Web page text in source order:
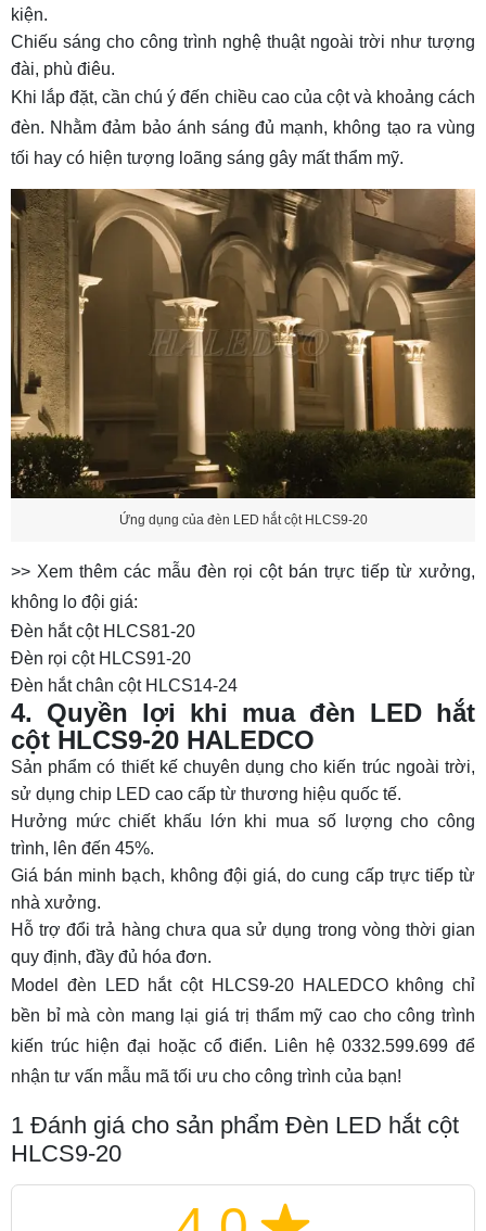
kiện.
Chiếu sáng cho công trình nghệ thuật ngoài trời như tượng
đài, phù điêu.
Khi lắp đặt, cần chú ý đến chiều cao của cột và khoảng cách
đèn. Nhằm đảm bảo ánh sáng đủ mạnh, không tạo ra vùng
tối hay có hiện tượng loãng sáng gây mất thẩm mỹ.
Ứng dụng của đèn LED hắt cột HLCS9-20
>> Xem thêm các mẫu đèn rọi cột bán trực tiếp từ xưởng,
không lo đội giá:
Đèn hắt cột HLCS81-20
Đèn rọi cột HLCS91-20
Đèn hắt chân cột HLCS14-24
4. Quyền lợi khi mua đèn LED hắt
cột HLCS9-20 HALEDCO
Sản phẩm có thiết kế chuyên dụng cho kiến trúc ngoài trời,
sử dụng chip LED cao cấp từ thương hiệu quốc tế.
Hưởng mức chiết khấu lớn khi mua số lượng cho công
trình, lên đến 45%.
Giá bán minh bạch, không đội giá, do cung cấp trực tiếp từ
nhà xưởng.
Hỗ trợ đổi trả hàng chưa qua sử dụng trong vòng thời gian
quy định, đầy đủ hóa đơn.
Model đèn LED hắt cột HLCS9-20 HALEDCO không chỉ
bền bỉ mà còn mang lại giá trị thẩm mỹ cao cho công trình
kiến trúc hiện đại hoặc cổ điển. Liên hệ 0332.599.699 để
nhận tư vấn mẫu mã tối ưu cho công trình của bạn!
1 Đánh giá cho sản phẩm Đèn LED hắt cột
HLCS9-20